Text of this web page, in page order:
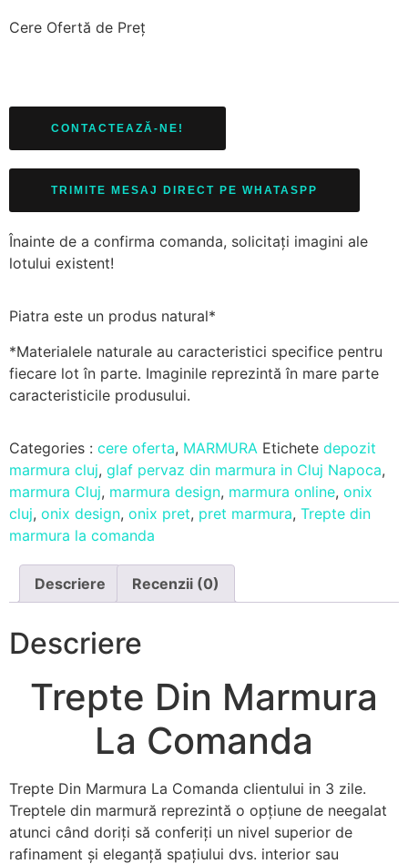
Cere Ofertă de Preț
CONTACTEAZĂ-NE!
TRIMITE MESAJ DIRECT PE WHATASPP
Înainte de a confirma comanda, solicitați imagini ale
lotului existent!
Piatra este un produs natural*
*Materialele naturale au caracteristici specifice pentru
fiecare lot în parte. Imaginile reprezintă în mare parte
caracteristicile produsului.
Categories : cere oferta, MARMURA Etichete depozit
marmura cluj, glaf pervaz din marmura in Cluj Napoca,
marmura Cluj, marmura design, marmura online, onix
cluj, onix design, onix pret, pret marmura, Trepte din
marmura la comanda
Descriere Recenzii (0)
Descriere
Trepte Din Marmura
La Comanda
Trepte Din Marmura La Comanda clientului in 3 zile.
Treptele din marmură reprezintă o opțiune de neegalat
atunci când doriți să conferiți un nivel superior de
rafinament și eleganță spațiului dvs. interior sau